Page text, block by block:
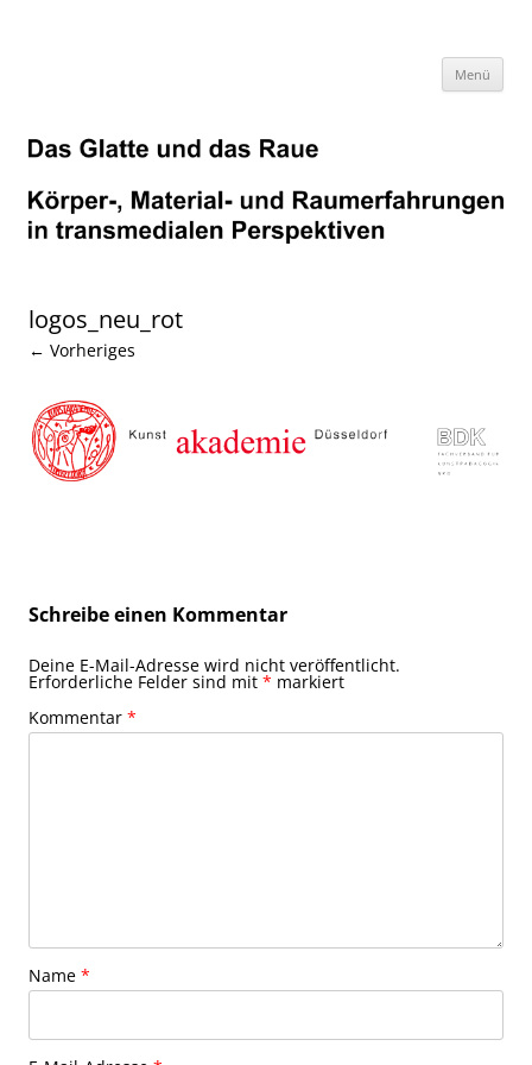
Menü
logos_neu_rot
← Vorheriges
Schreibe einen Kommentar
Deine E-Mail-Adresse wird nicht veröffentlicht.
Erforderliche Felder sind mit * markiert
Kommentar *
Name *